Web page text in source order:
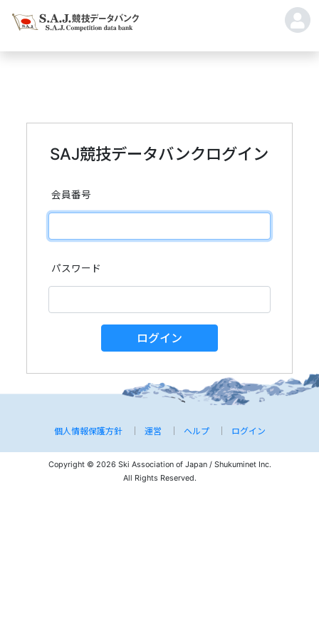
SAJ競技データバンクログイン
会員番号
パスワード
ログイン
個人情報保護方針 運営 ヘルプ ログイン
Copyright © 2026 Ski Association of Japan / Shukuminet Inc.
All Rights Reserved.